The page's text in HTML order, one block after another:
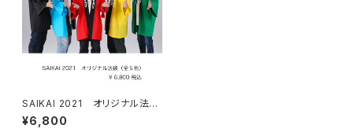
SAIKAI 2021 オリジナル法被
（全５色）
¥6,800